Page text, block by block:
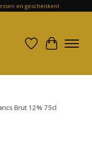
en geschenken!
Verlanglijst
Brut 12% 75cl